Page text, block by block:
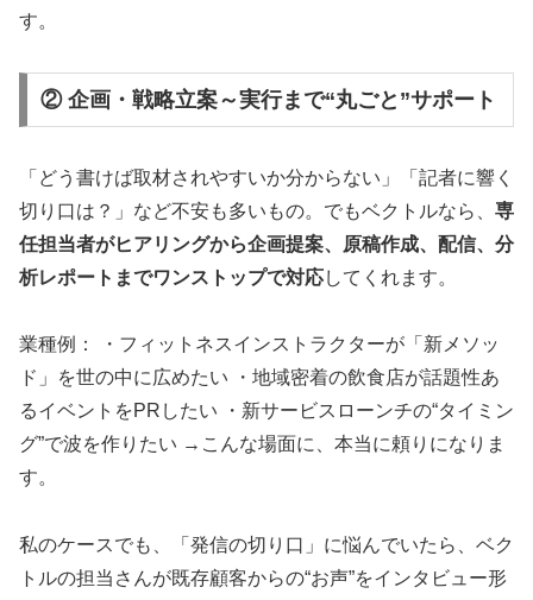
す。
② 企画・戦略立案～実行まで“丸ごと”サポート
「どう書けば取材されやすいか分からない」「記者に響く
切り口は？」など不安も多いもの。でもベクトルなら、 専
任担当者がヒアリングから企画提案、原稿作成、配信、分
析レポートまでワンストップで対応してくれます。
業種例： ・フィットネスインストラクターが「新メソッ
ド」を世の中に広めたい ・地域密着の飲食店が話題性あ
るイベントをPRしたい ・新サービスローンチの“タイミン
グ”で波を作りたい →こんな場面に、本当に頼りになりま
す。
私のケースでも、「発信の切り口」に悩んでいたら、ベク
トルの担当さんが既存顧客からの“お声”をインタビュー形